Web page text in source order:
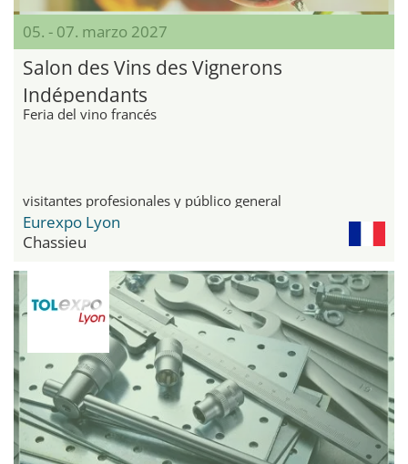
05. - 07. marzo 2027
Salon des Vins des Vignerons
Indépendants
Feria del vino francés
visitantes profesionales y público general
Eurexpo Lyon
Chassieu